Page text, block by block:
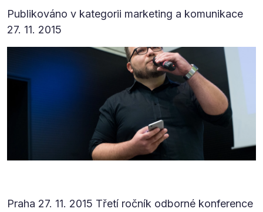
Publikováno v kategorii marketing a komunikace
27. 11. 2015
Praha 27. 11. 2015 Třetí ročník odborné konference